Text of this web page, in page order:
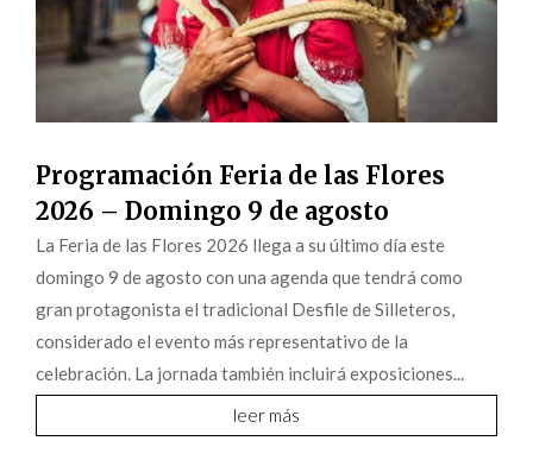
Programación Feria de las Flores
2026 – Domingo 9 de agosto
La Feria de las Flores 2026 llega a su último día este
domingo 9 de agosto con una agenda que tendrá como
gran protagonista el tradicional Desfile de Silleteros,
considerado el evento más representativo de la
celebración. La jornada también incluirá exposiciones...
leer más